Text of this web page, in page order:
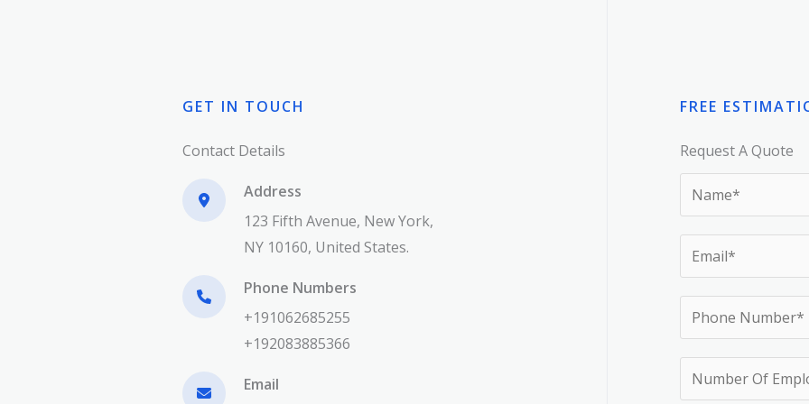
GET IN TOUCH​
Contact Details​
Address
123 Fifth Avenue, New York,
NY 10160, United States.
Phone Numbers​​
+191062685255
+192083885366
Email
FREE
Request A Quote​